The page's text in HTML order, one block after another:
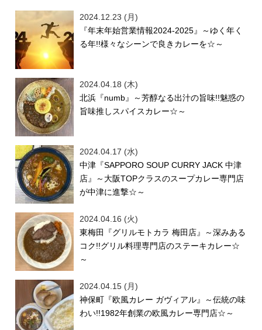
2024.12.23 (月)
『年末年始営業情報2024-2025』～ゆく年く
る年!!様々なシーンで良きカレーを☆～
2024.04.18 (木)
北浜『numb』～芳醇なる出汁の旨味!!魅惑の
旨味推しスパイスカレー☆～
2024.04.17 (水)
中津『SAPPORO SOUP CURRY JACK 中津
店』～大阪TOPクラスのスープカレー専門店
が中津に進撃☆～
2024.04.16 (火)
東梅田『グリルモトカラ 梅田店』～深みある
コク!!グリル料理専門店のステーキカレー☆
～
2024.04.15 (月)
神保町『欧風カレー ガヴィアル』～伝統の味
わい!!1982年創業の欧風カレー専門店☆～